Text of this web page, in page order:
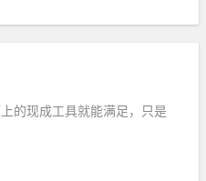
的现成工具就能满足，只是